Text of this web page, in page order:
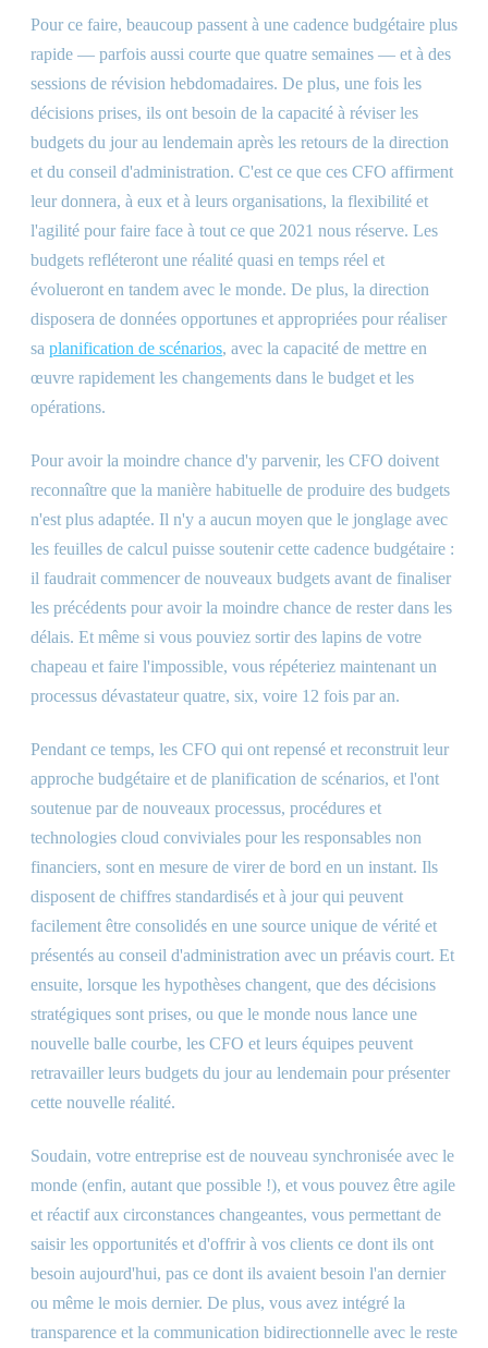
Pour ce faire, beaucoup passent à une cadence budgétaire plus
rapide — parfois aussi courte que quatre semaines — et à des
sessions de révision hebdomadaires. De plus, une fois les
décisions prises, ils ont besoin de la capacité à réviser les
budgets du jour au lendemain après les retours de la direction
et du conseil d'administration. C'est ce que ces CFO affirment
leur donnera, à eux et à leurs organisations, la flexibilité et
l'agilité pour faire face à tout ce que 2021 nous réserve. Les
budgets refléteront une réalité quasi en temps réel et
évolueront en tandem avec le monde. De plus, la direction
disposera de données opportunes et appropriées pour réaliser
sa planification de scénarios, avec la capacité de mettre en
œuvre rapidement les changements dans le budget et les
opérations.
Pour avoir la moindre chance d'y parvenir, les CFO doivent
reconnaître que la manière habituelle de produire des budgets
n'est plus adaptée. Il n'y a aucun moyen que le jonglage avec
les feuilles de calcul puisse soutenir cette cadence budgétaire :
il faudrait commencer de nouveaux budgets avant de finaliser
les précédents pour avoir la moindre chance de rester dans les
délais. Et même si vous pouviez sortir des lapins de votre
chapeau et faire l'impossible, vous répéteriez maintenant un
processus dévastateur quatre, six, voire 12 fois par an.
Pendant ce temps, les CFO qui ont repensé et reconstruit leur
approche budgétaire et de planification de scénarios, et l'ont
soutenue par de nouveaux processus, procédures et
technologies cloud conviviales pour les responsables non
financiers, sont en mesure de virer de bord en un instant. Ils
disposent de chiffres standardisés et à jour qui peuvent
facilement être consolidés en une source unique de vérité et
présentés au conseil d'administration avec un préavis court. Et
ensuite, lorsque les hypothèses changent, que des décisions
stratégiques sont prises, ou que le monde nous lance une
nouvelle balle courbe, les CFO et leurs équipes peuvent
retravailler leurs budgets du jour au lendemain pour présenter
cette nouvelle réalité.
Soudain, votre entreprise est de nouveau synchronisée avec le
monde (enfin, autant que possible !), et vous pouvez être agile
et réactif aux circonstances changeantes, vous permettant de
saisir les opportunités et d'offrir à vos clients ce dont ils ont
besoin aujourd'hui, pas ce dont ils avaient besoin l'an dernier
ou même le mois dernier. De plus, vous avez intégré la
transparence et la communication bidirectionnelle avec le reste